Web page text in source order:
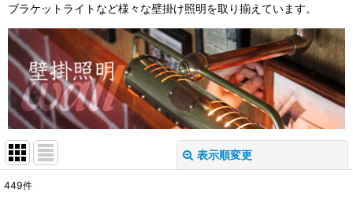
ブラケットライトなど様々な壁掛け照明を取り揃えています。
表示順変更
449件